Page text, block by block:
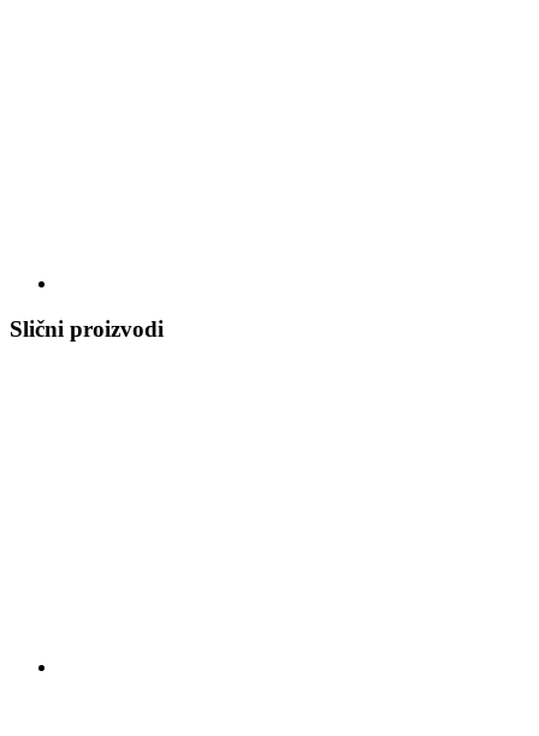
Slični proizvodi